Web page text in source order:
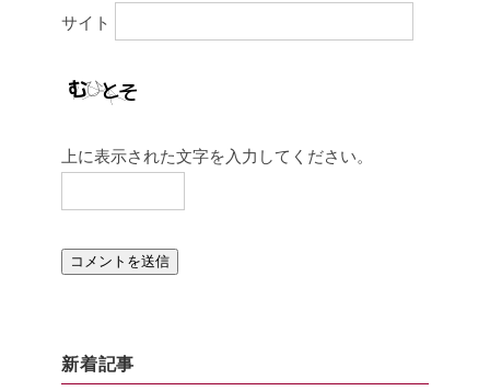
サイト
上に表示された文字を入力してください。
新着記事